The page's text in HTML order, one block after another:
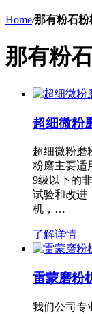
Home/那有粉石粉
那有粉
超细微粉
超细微粉磨
粉磨主要适
9级以下的
试验和改进
机，…
了解详情
雷蒙磨粉
我们公司专